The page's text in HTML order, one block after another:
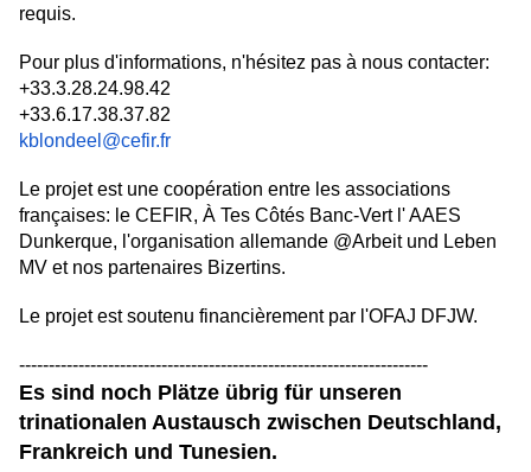
requis.
Pour plus d'informations, n'hésitez pas à nous contacter:
+33.3.28.24.98.42
+33.6.17.38.37.82
kblondeel@cefir.fr
Le projet est une coopération entre les associations
françaises: le CEFIR, À Tes Côtés Banc-Vert l' AAES
Dunkerque, l'organisation allemande @Arbeit und Leben
MV et nos partenaires Bizertins.
Le projet est soutenu financièrement par l'OFAJ DFJW.
---------------------------------------------------------------------
Es sind noch Plätze übrig für unseren
trinationalen Austausch zwischen Deutschland,
Frankreich und Tunesien.